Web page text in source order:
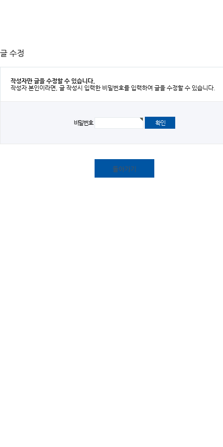
글 수정
작성자만 글을 수정할 수 있습니다.
작성자 본인이라면, 글 작성시 입력한 비밀번호를 입력하여 글을 수정할 수 있습니다.
비밀번호
돌아가기